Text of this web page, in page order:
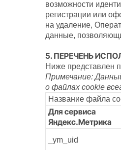
возможности
регистрации или
на удаление,
данные,
5. ПЕРЕЧЕНЬ
Ниже представлен
Примечание:
о файлах cookie
Название файла
Для сервиса
Яндекс.Метрика
_ym_uid